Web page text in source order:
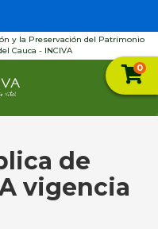
y la Preservación del Patrimonio
Cauca - INCIVA
0
de
vigencia